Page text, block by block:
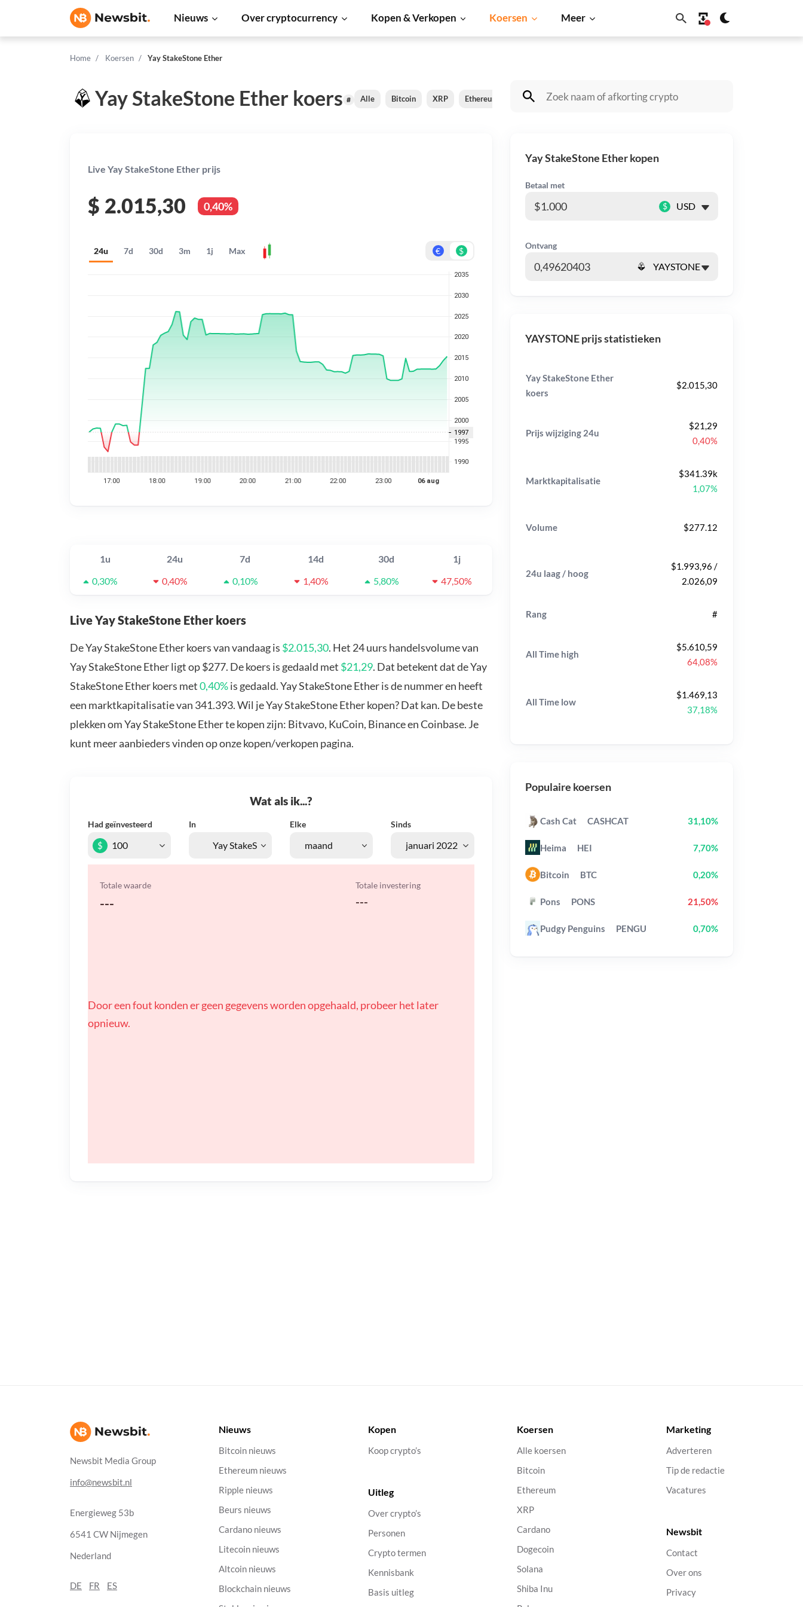
Nieuws Over cryptocurrency Kopen & Verkopen Koersen Meer
Home Koersen Yay StakeStone Ether
Yay StakeStone Ether koers # Alle Bitcoin XRP Ethereum Cardano Shiba Inu Dogecoin Solana
Live Yay StakeStone Ether prijs
$ 2.015,30 0,40%
24u 7d 30d 3m 1j Max € $
1u 24u 7d 14d 30d
1j
0,30%
0,40% 0,10% 1,40% 5,80% 47,50%
Live Yay StakeStone Ether koers
De Yay StakeStone Ether koers van vandaag is $2.015,30. Het 24 uurs handelsvolume van
Yay StakeStone Ether ligt op $277. De koers is gedaald met $21,29. Dat betekent dat de Yay
StakeStone Ether koers met0,40%is gedaald. Yay StakeStone Ether is de nummer en heeft
een marktkapitalisatie van 341.393. Wil je Yay StakeStone Ether kopen? Dat kan. De beste
plekken om Yay StakeStone Ether te kopen zijn: Bitvavo, KuCoin, Binance en Coinbase. Je
kunt meer aanbieders vinden op onze kopen/verkopen pagina.
Wat als ik...?
Had geïnvesteerd In Elke Sinds
$
Totale waarde
---
Totale investering
---
Door een fout konden er geen gegevens worden opgehaald, probeer het later
opnieuw.
Yay StakeStone Ether kopen
Betaal met
$
Ontvang
YAYSTONE prijs statistieken
Yay StakeStone Ether
koers
$2.015,30
Prijs wijziging 24u
$21,29
0,40%
Marktkapitalisatie
$341.39k
1,07%
Volume $277.12
24u laag / hoog
$1.993,96 /
2.026,09
Rang #
All Time high
$5.610,59
64,08%
All Time low
$1.469,13
37,18%
Populaire koersen
Cash Cat CASHCAT 31,10%
Heima HEI 7,70%
Bitcoin BTC 0,20%
Pons PONS 21,50%
Pudgy Penguins PENGU 0,70%
Newsbit Media Group
info@newsbit.nl
Energieweg 53b
6541 CW Nijmegen
Nederland
DE FR ES
Nieuws
Bitcoin nieuws
Ethereum nieuws
Ripple nieuws
Beurs nieuws
Cardano nieuws
Litecoin nieuws
Altcoin nieuws
Blockchain nieuws
Kopen
Koop crypto’s
Uitleg
Over crypto’s
Personen
Crypto termen
Kennisbank
Basis uitleg
Koersen
Alle koersen
Bitcoin
Ethereum
XRP
Cardano
Dogecoin
Solana
Shiba Inu
Marketing
Adverteren
Tip de redactie
Vacatures
Newsbit
Contact
Over ons
Privacy